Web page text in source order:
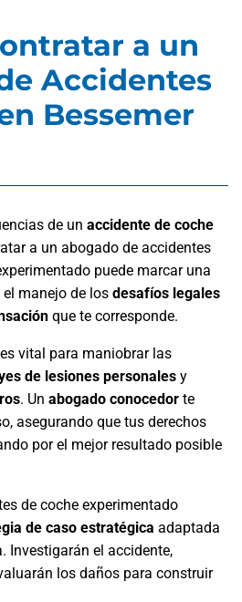
a un
Accidentes
Bessemer
de un accidente de coche
a un abogado de accidentes
puede marcar una
manejo de los desafíos legales
que te corresponde.
vital para maniobrar las
de lesiones personales y
. Un abogado conocedor te
asegurando que tus derechos
por el mejor resultado posible
de coche experimentado
de caso estratégica adaptada
Investigarán el accidente,
los daños para construir